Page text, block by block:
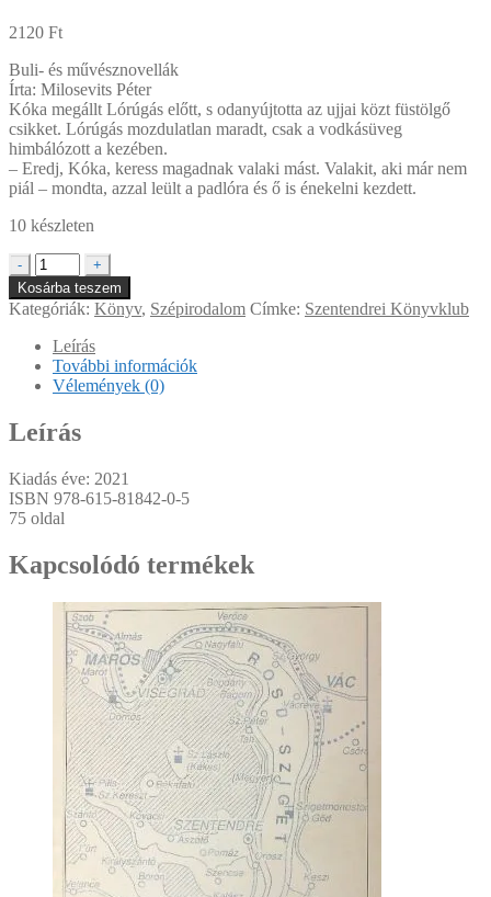
2120 Ft
Buli- és művésznovellák
Írta: Milosevits Péter
Kóka megállt Lórúgás előtt, s odanyújtotta az ujjai közt füstölgő
csikket. Lórúgás mozdulatlan maradt, csak a vodkásüveg
himbálózott a kezében.
– Eredj, Kóka, keress magadnak valaki mást. Valakit, aki már nem
piál – mondta, azzal leült a padlóra és ő is énekelni kezdett.
10 készleten
-
Valaki
más
mennyiség
+
Kosárba teszem
Kategóriák: Könyv, Szépirodalom Címke: Szentendrei Könyvklub
Leírás
További információk
Vélemények (0)
Leírás
Kiadás éve: 2021
ISBN 978-615-81842-0-5
75 oldal
Kapcsolódó termékek